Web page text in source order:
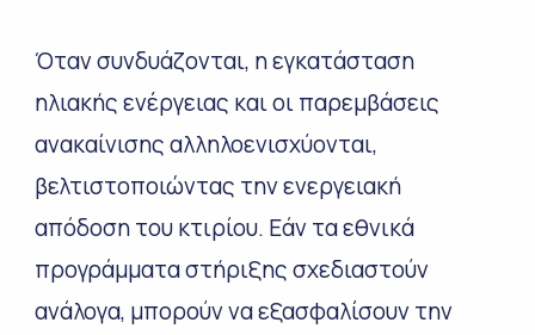
Όταν συνδυάζονται, η εγκατάσταση
ηλιακής ενέργειας και οι παρεμβάσεις
ανακαίνισης αλληλοενισχύονται,
βελτιστοποιώντας την ενεργειακή
απόδοση του κτιρίου. Εάν τα εθνικά
προγράμματα στήριξης σχεδιαστούν
ανάλογα, μπορούν να εξασφαλίσουν την